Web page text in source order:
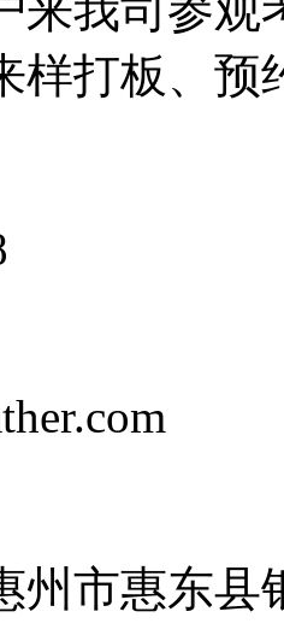
样打板、预
州市惠东县